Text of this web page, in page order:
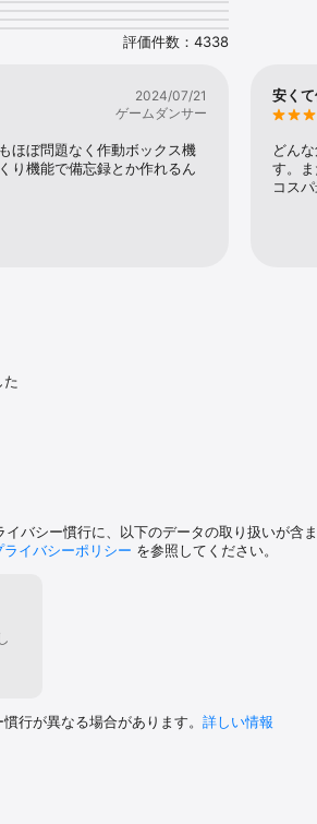
いインターフェイスが用意されています。 1 つ
操作をワンタップで行えます！
ャンモードが用意されており、よりシャープ
発揮します)。SureScan は同じ文書を iPhone
使うと、ワンタップ操作であらかじめ指定した
トレージサービスにアップロードしたりといっ
スキャンを実現
、自由に検索可能
に並べ替えて印刷可能
にコピー&ペーストして結合可能
ことを確認してください。
評価件数：4338
2024/07/21
ゲームダンサー
ほぼ問題なく作動ボックス機
り機能で備忘録とか作れるん
安く
どん
す。
コス
た
イバシー慣行に、以下のデータの取り扱いが含
イバシーポリシー を参照してください。
行が異なる場合があります。 詳しい情報